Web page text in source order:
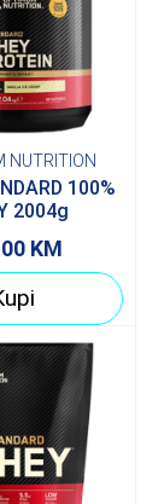
NUTRITION
100%
2004g
KM